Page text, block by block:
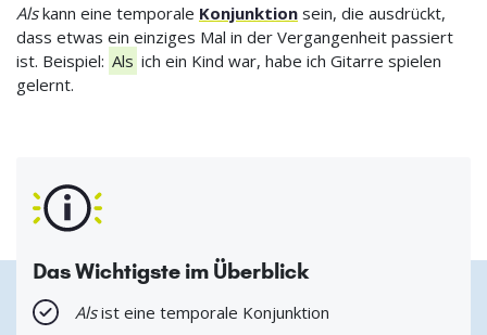
Alskann eine temporale Konjunktion sein, die ausdrückt,
dass etwas ein einziges Mal in der Vergangenheit passiert
ist. Beispiel: Als ich ein Kind war, habe ich Gitarre spielen
gelernt.
Das Wichtigste im Überblick
Alsist eine temporale Konjunktion